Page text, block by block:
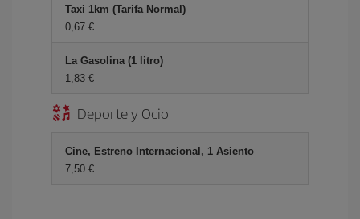
Taxi 1km (Tarifa Normal)
0,67 €
La Gasolina (1 litro)
1,83 €
Deporte y Ocio
Cine, Estreno Internacional, 1 Asiento
7,50 €